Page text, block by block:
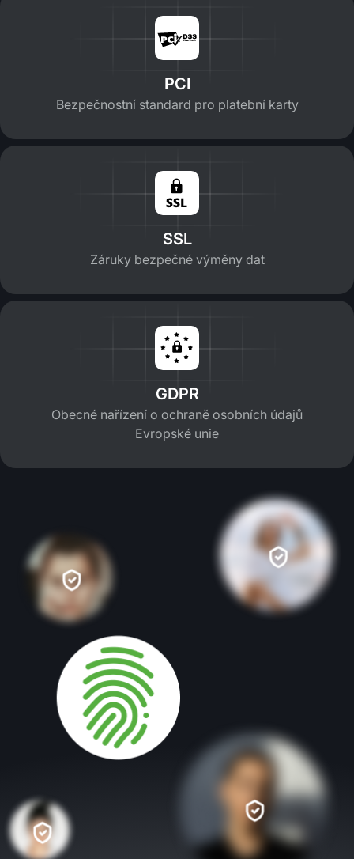
PCI
Bezpečnostní standard pro platební karty
SSL
Záruky bezpečné výměny dat
GDPR
Obecné nařízení o ochraně osobních údajů
Evropské unie